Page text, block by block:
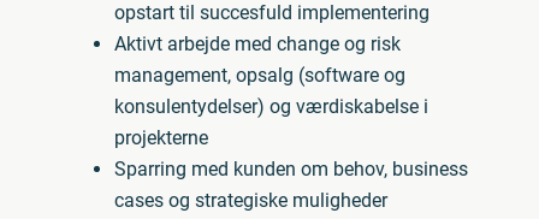
opstart til succesfuld implementering
Aktivt arbejde med change og risk
management, opsalg (software og
konsulentydelser) og værdiskabelse i
projekterne
Sparring med kunden om behov, business
cases og strategiske muligheder